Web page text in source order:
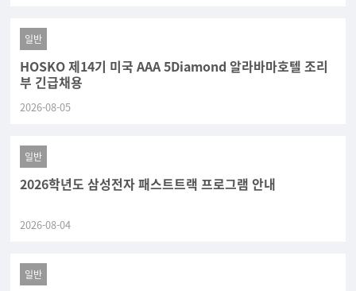
일반
HOSKO 제14기 미국 AAA 5Diamond 알라바마호텔 조리
부 긴급채용
2026-08-05
일반
2026학년도 삼성전자 패스트트랙 프로그램 안내
2026-08-04
일반